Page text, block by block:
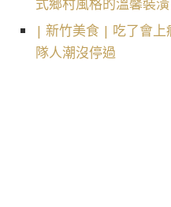
| 新竹美食 | 吃了會上
隊人潮沒停過